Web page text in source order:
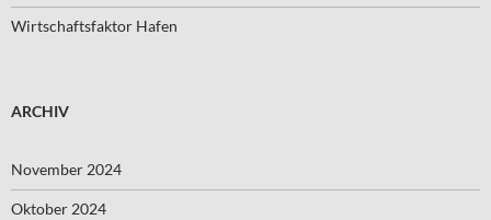
Wirtschaftsfaktor Hafen
ARCHIV
November 2024
Oktober 2024